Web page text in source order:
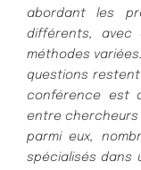
abordant les
différents,
méthodes
questions restent
conférence est
entre chercheurs
parmi eux,
spécialisés dans